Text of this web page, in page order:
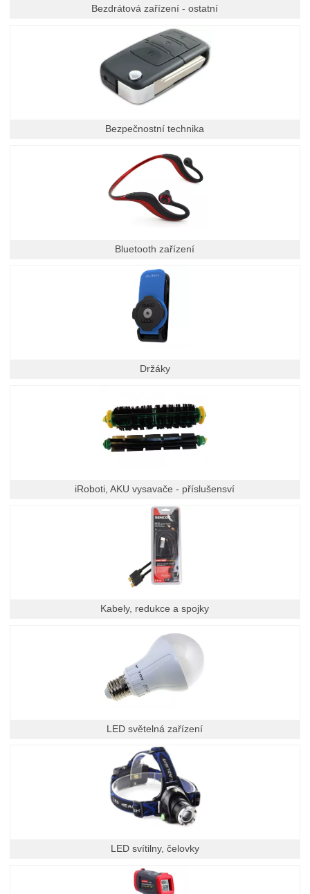
Bezdrátová zařízení - ostatní
Bezpečnostní technika
Bluetooth zařízení
Držáky
iRoboti, AKU vysavače - příslušensví
Kabely, redukce a spojky
LED světelná zařízení
LED svítilny, čelovky